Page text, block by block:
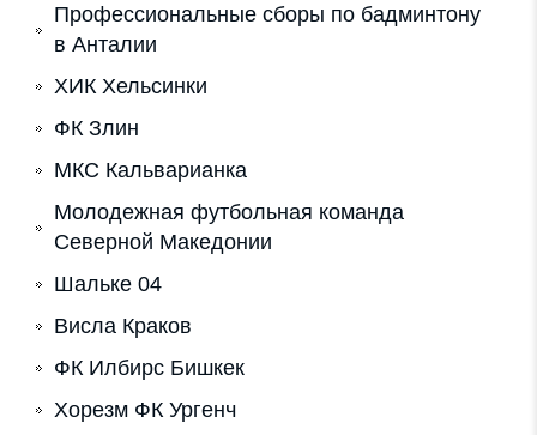
Профессиональные сборы по бадминтону
в Анталии
ХИК Хельсинки
ФК Злин
МКС Кальварианка
Молодежная футбольная команда
Северной Македонии
Шальке 04
Висла Краков
ФК Илбирс Бишкек
Хорезм ФК Ургенч